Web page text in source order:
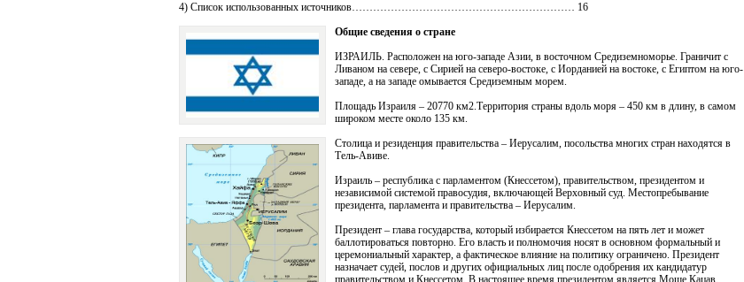
4) Список использованных источников……………………………………………………… 16
Общие сведения о стране
ИЗРАИЛЬ. Расположен на юго-западе Азии, в восточном Средиземноморье. Граничит с
Ливаном на севере, с Сирией на северо-востоке, с Иорданией на востоке, с Египтом на юго-
западе, а на западе омывается Средиземным морем.
Площадь Израиля – 20770 км2.Территория страны вдоль моря – 450 км в длину, в самом
широком месте около 135 км.
Столица и резиденция правительства – Иерусалим, посольства многих стран находятся в
Тель-Авиве.
Израиль – республика с парламентом (Кнессетом), правительством, президентом и
независимой системой правосудия, включающей Верховный суд. Местопребывание
президента, парламента и правительства – Иерусалим.
Президент – глава государства, который избирается Кнессетом на пять лет и может
баллотироваться повторно. Его власть и полномочия носят в основном формальный и
церемониальный характер, а фактическое влияние на политику ограничено. Президент
назначает судей, послов и других официальных лиц после одобрения их кандидатур
правительством и Кнессетом. В настоящее время президентом является Моше Кацав.